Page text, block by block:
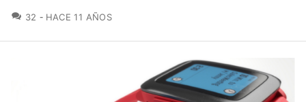
32 COMENTARIOS
HACE 11 AÑOS